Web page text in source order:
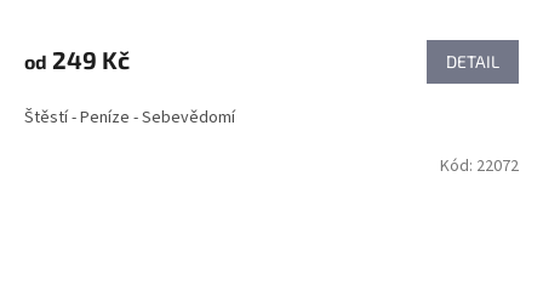
od 249 Kč DETAIL
Štěstí - Peníze - Sebevědomí
Kód: 22072